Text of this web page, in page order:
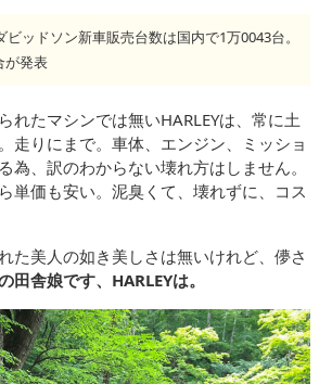
ッドソン新車販売台数は国内で1万0043台。
が発表
れたマシンでは無いHARLEYは、常に土
走りにまで。車体、エンジン、ミッショ
為、訳のわからない壊れ方はしません。
単価も安い。泥臭くて、壊れずに、コス
た美人の如き美しさは無いけれど、儚さ
田舎娘です、HARLEYは。